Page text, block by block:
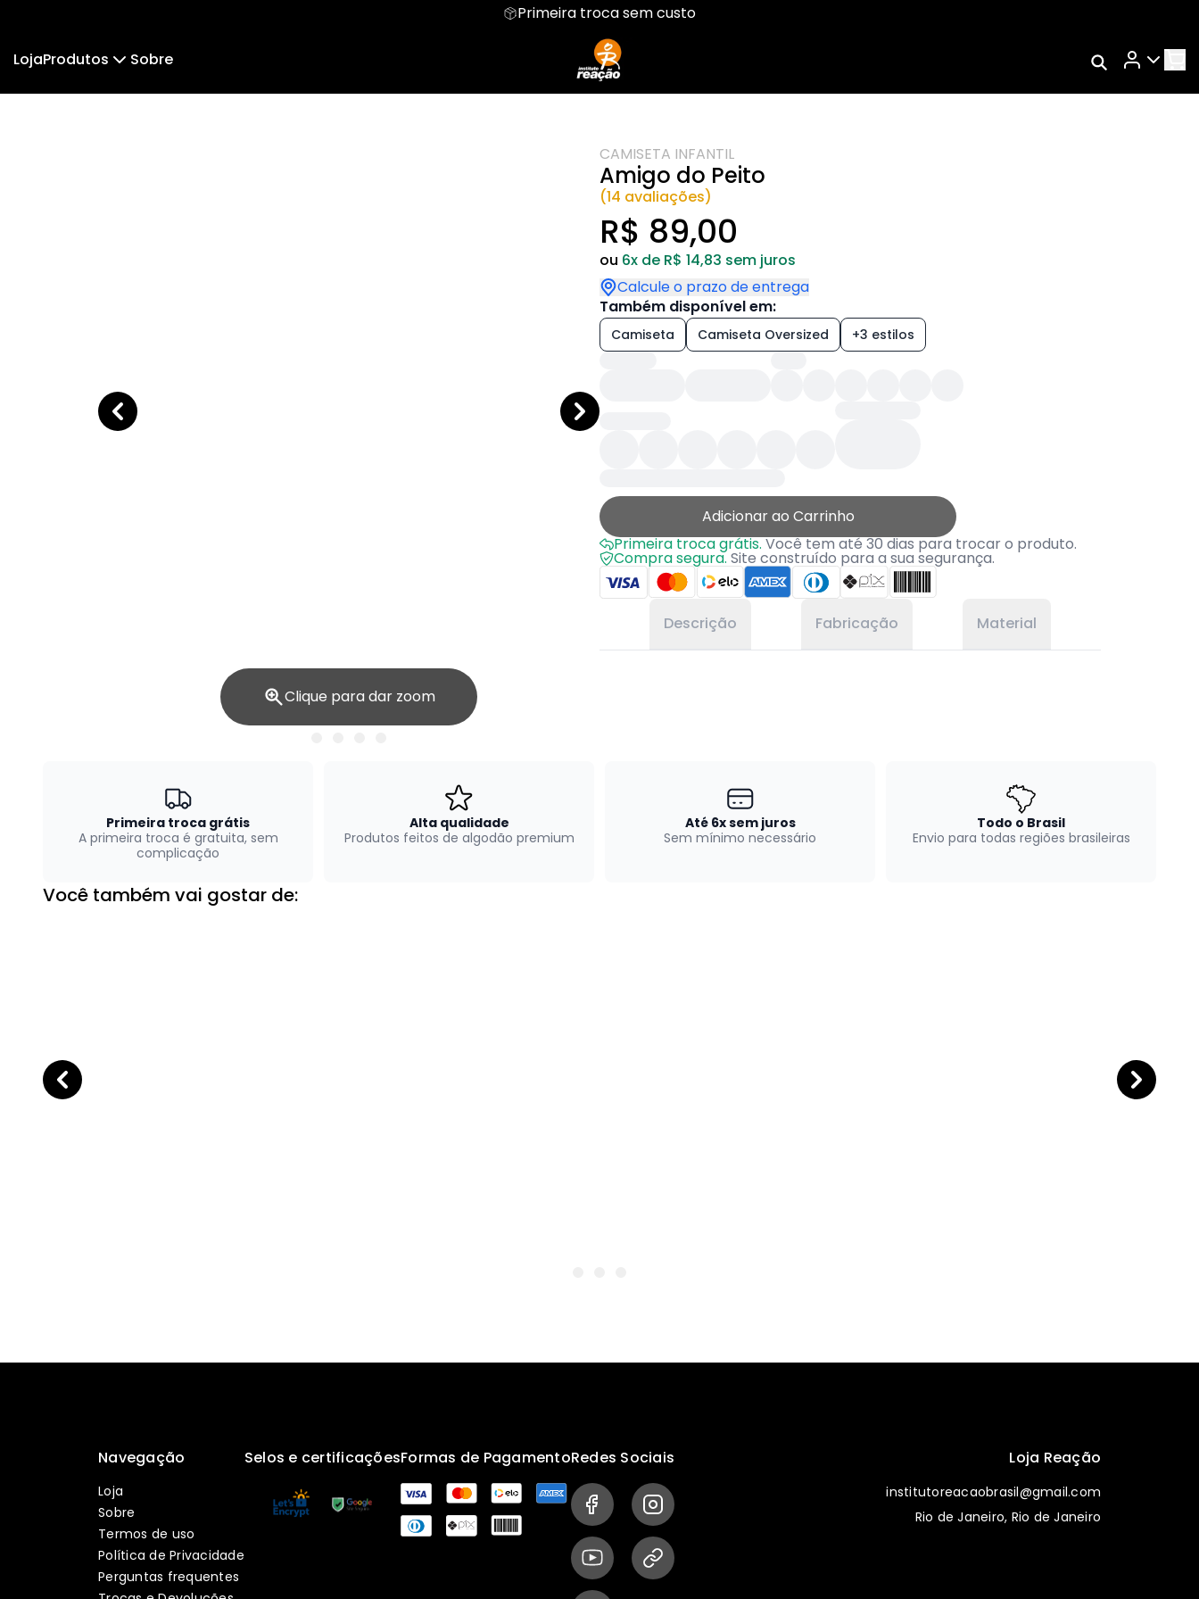
Primeira troca sem custo
LojaProdutos
Camiseta
Camiseta Infantil Cropped Moletom
Hoodie Moletom
Sobre
Rastrear Meu
Clique para dar zoom
CAMISETA INFANTIL
Amigo do Peito
(14 avaliações)
R$ 89,00
ou 6x de R$ 14,83 sem juros
Calcule o prazo de entrega
Também disponível em:
Camiseta Camiseta Oversized +3 estilos
Adicionar ao Carrinho
Primeira troca grátis.Você tem até 30 dias para trocar o produto.
Compra segura.Site construído para a sua segurança.
Descrição Fabricação Material
Primeira troca grátis
A primeira troca é gratuita, sem
complicação
Alta qualidade
Produtos feitos de algodão premium
Até 6x sem juros
Sem mínimo necessário
Todo o Brasil
Envio para todas regiões brasileiras
Você também vai gostar de:
Navegação
Loja
Sobre
Termos de uso
Política de Privacidade
Perguntas frequentes
Selos e certificaçõesFormas de PagamentoRedes Sociais Loja Reação
institutoreacaobrasil@gmail.com
Rio de Janeiro, Rio de Janeiro